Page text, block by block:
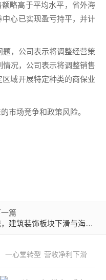
略高于平均水平，省外海
心已实现盈亏持平，并计
，公司表示将调整经营策
况，公司表示将调整销售
域开展特定种类的商保业
市场竞争和政策风险。
篇
海外订单进账受限，净利润微增趋势分析
一心堂转型 营收净利下滑